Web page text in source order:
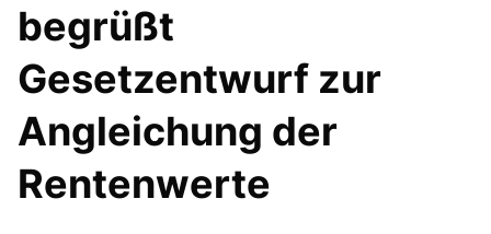
LANDESGESCHÄFTSSTELLE
ORGANISATION
KREISVERBÄNDE
VEREINIGUNGEN UND SONDERORGANISATIONEN
LANDESFACHAUSSCHÜSSE
SATZUNG
PARTEIGESCHICHTE
begrüßt
Gesetzentwurf zur
Angleichung der
Rentenwerte